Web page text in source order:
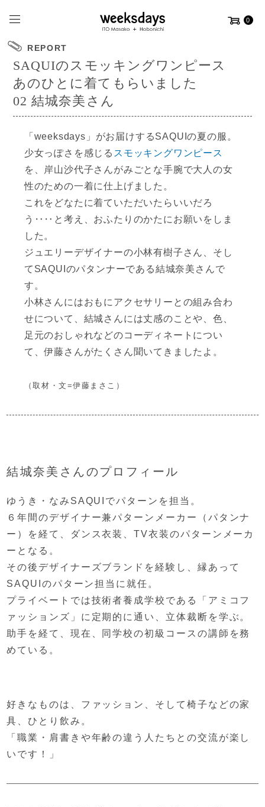
0
REPORT
SAQUIのスモッキングワンピース
あのひとに着てもらいました
02 結城奈美さん
「weeksdays」がお届けするSAQUIの夏の服。
少女っぽさを感じる スモッキングワンピース
を、 岸山沙代子さんがみごとな手腕で大人の女
性のための一着に仕上げました。
これをどなたに着ていただいたらいいだろ
う‥‥と考え、 おふたりのかたにお願いをしま
した。
ジュエリーデザイナーの小林有樹子さん、 そし
てSAQUIのパタンナーである結城奈美さんで
す。
小林さんにはおもにアクセサリーとの組み合わ
せについて、 結城さんには丈感のことや、色、
足元のおしゃれなどのコーディネートについ
て、伊藤さんがたくさん聞いてきましたよ。
（取材・文=伊藤まさこ）
結城奈美さんのプロフィール
ゆうき・なみ SAQUIでパターンを担当。
６年間のデザイナー兼パターンメーカー（パタンナ
ー）を経て、
ダンス衣装、TV衣装のパターンメーカ
ーとなる。
その後デザイナーズブランドを経験し、 縁あって
SAQUIのパターン担当に就任。
プライベートでは技術者養成学校である
「アミコフ
ァッションズ」に定期的に通い、 立体裁断を学ぶ。
助手を経て、現在、 同学校の初級コースの講師を務
めている。
好きなものは、ファッション、 そして椅子などの家
具、ひとり飲み。
「職業・肩書きや年齢の違う人たちとの交流が楽し
いです！」